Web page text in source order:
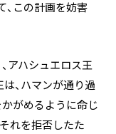
、この計画を妨害
アハシュエロス王
、ハマンが通り過
がめるように命じ
れを拒否したた